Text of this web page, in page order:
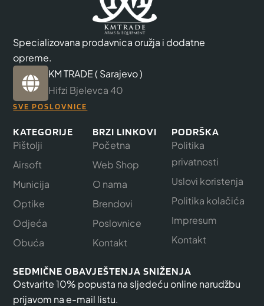
Specializovana prodavnica oružja i dodatne
opreme.
KM TRADE ( Sarajevo )
Hifzi Bjelevca 40
SVE POSLOVNICE
KATEGORIJE
Pištolji
Airsoft
Municija
Optike
Odjeća
Obuća
BRZI LINKOVI
Početna
Web Shop
O nama
Brendovi
Poslovnice
Kontakt
PODRŠKA
Politika
privatnosti
Uslovi koristenja
Politika kolačića
Impresum
Kontakt
SEDMIČNE OBAVJEŠTENJA SNIŽENJA
Ostvarite 10% popusta na sljedeću online narudžbu
prijavom na e-mail listu.